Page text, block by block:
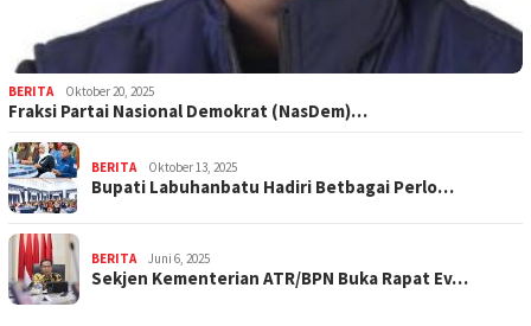
BERITA Oktober 20, 2025
Fraksi Partai Nasional Demokrat (NasDem)…
BERITA Oktober 13, 2025
Bupati Labuhanbatu Hadiri Betbagai Perlo…
BERITA Juni 6, 2025
Sekjen Kementerian ATR/BPN Buka Rapat Ev…